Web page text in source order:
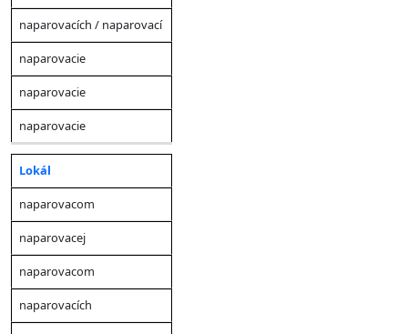
naparovacích / naparovací
naparovacie
naparovacie
naparovacie
Lokál
naparovacom
naparovacej
naparovacom
naparovacích